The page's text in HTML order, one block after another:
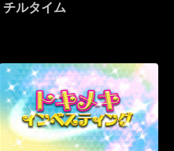
チルタイム